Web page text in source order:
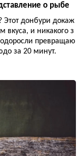
о рыбе
Этот донбури докаж
и никакого з
превращаю
за 20 минут.